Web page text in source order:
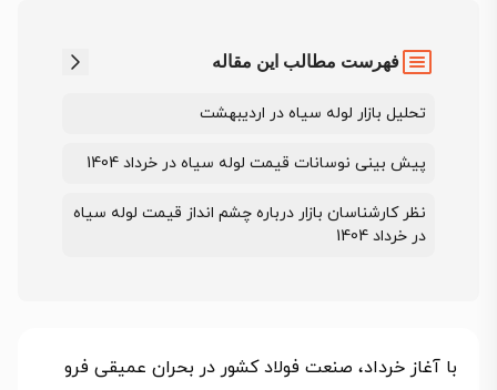
فهرست مطالب این مقاله
تحلیل بازار لوله سیاه در اردیبهشت
پیش بینی نوسانات قیمت لوله سیاه در خرداد 1404
نظر کارشناسان بازار درباره چشم انداز قیمت لوله سیاه
در خرداد 1404
با آغاز خرداد، صنعت فولاد کشور در بحران عمیقی فرو